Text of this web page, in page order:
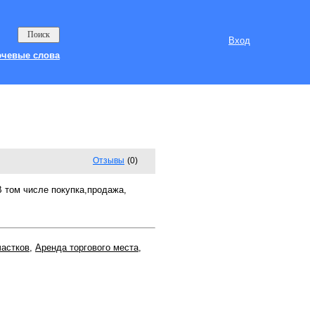
Вход
слова
Отзывы (0)
числе покупка,продажа,
, Аренда торгового места,